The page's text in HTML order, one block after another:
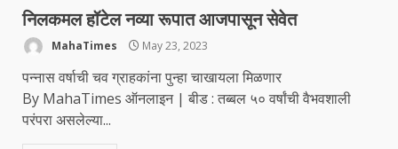
निलकमल हॉटेल नव्या रूपात आजपासून सेवेत
MahaTimes May 23, 2023
पन्नास वर्षाची चव ग्राहकांना पुन्हा चाखायला मिळणार
By MahaTimes ऑनलाइन | बीड : तब्बल ५० वर्षांची वैभवशाली
परंपरा असलेल्या...